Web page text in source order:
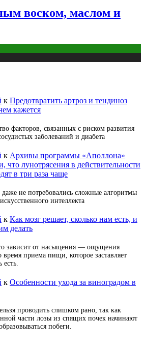
воском, маслом и
к Предотвратить артроз и тендиноз
кажется
факторов, связанных с риском развития
заболеваний и диабета
к Архивы программы «Аполлона»
что лунотрясения в действительности
в три раза чаще
даже не потребовались сложные алгоритмы
интеллекта
к Как мозг решает, сколько нам есть, и
делать
зависит от насыщения — ощущения
время приема пищи, которое заставляет
есть.
к Особенности ухода за виноградом в
проводить слишком рано, так как
части лозы из спящих почек начинают
побеги.